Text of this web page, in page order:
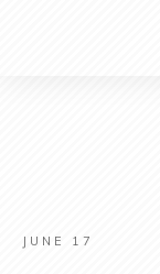
JUNE 17